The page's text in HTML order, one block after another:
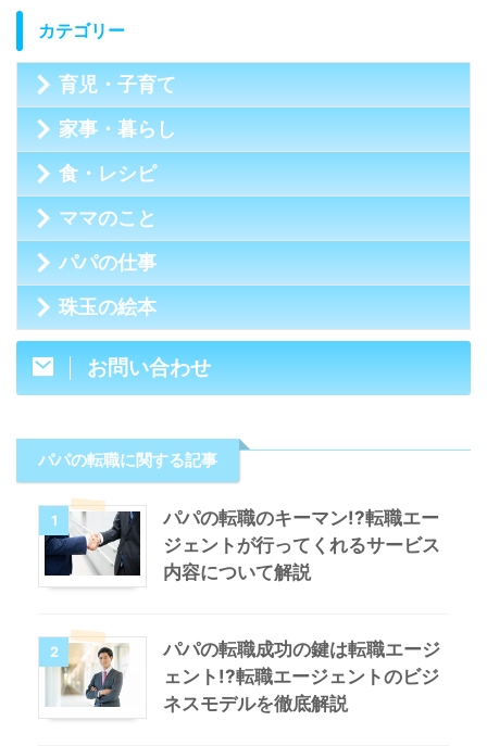
カテゴリー
育児・子育て
家事・暮らし
食・レシピ
ママのこと
パパの仕事
珠玉の絵本
お問い合わせ
パパの転職に関する記事
1
パパの転職のキーマン!?転職エー
ジェントが行ってくれるサービス
内容について解説
2
パパの転職成功の鍵は転職エージ
ェント!?転職エージェントのビジ
ネスモデルを徹底解説